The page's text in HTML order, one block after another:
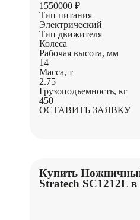
1550000 ₽
Тип питания
Электрический
Тип движителя
Колеса
Рабочая высота, мм
14
Масса, т
2.75
Грузоподъемность, кг
450
ОСТАВИТЬ ЗАЯВКУ
Купить
Stratech SC1212L